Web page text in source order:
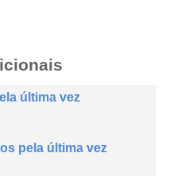
última vez
pela última vez